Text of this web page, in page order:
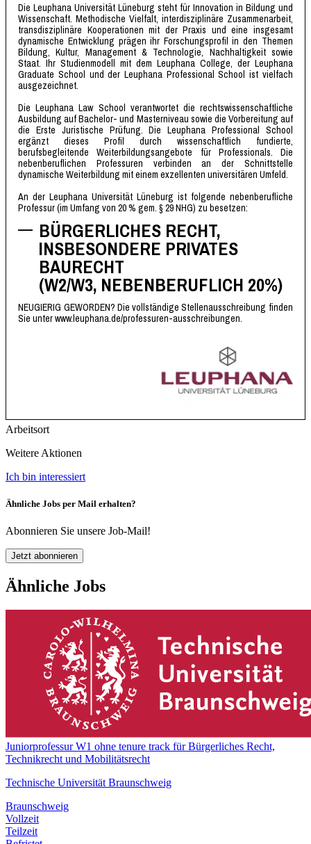
Die Leuphana Universität Lüneburg steht für Innovation in Bildung und
Wissenschaft. Methodische Vielfalt, interdisziplinäre Zusammenarbeit,
transdisziplinäre Kooperationen mit der Praxis und eine insgesamt
dynamische Entwicklung prägen ihr Forschungsprofil in den Themen
Bildung, Kultur, Management & Technologie, Nachhaltigkeit sowie
Staat. Ihr Studienmodell mit dem Leuphana College, der Leuphana
Graduate School und der Leuphana Professional School ist vielfach
ausgezeichnet.
Die Leuphana Law School verantwortet die rechtswissenschaftliche
Ausbildung auf Bachelor- und Masterniveau sowie die Vorbereitung auf
die Erste Juristische Prüfung. Die Leuphana Professional School
ergänzt dieses Profil durch wissenschaftlich fundierte,
berufsbegleitende Weiterbildungsangebote für Professionals. Die
nebenberuflichen Professuren verbinden an der Schnittstelle
dynamische Weiterbildung mit einem exzellenten universitären Umfeld.
An der Leuphana Universität Lüneburg ist folgende nebenberufliche
Professur (im Umfang von 20 % gem. § 29 NHG) zu besetzen:
BÜRGERLICHES RECHT,
INSBESONDERE PRIVATES
BAURECHT
(W2/W3, NEBENBERUFLICH 20%)
NEUGIERIG GEWORDEN? Die vollständige Stellenausschreibung finden
Sie unterwww.leuphana.de/professuren-ausschreibungen.
Arbeitsort
Weitere Aktionen
Ich bin interessiert
Ähnliche Jobs per Mail erhalten?
Abonnieren Sie unsere Job-Mail!
Jetzt abonnieren
Ähnliche Jobs
Juniorprofessur W1 ohne tenure track für Bürgerliches Recht,
Technikrecht und Mobilitätsrecht
Technische Universität Braunschweig
Braunschweig
Vollzeit
Teilzeit